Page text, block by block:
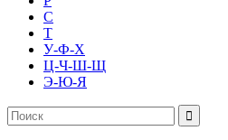
С
Т
У-Ф-Х
Ц-Ч-Ш-Щ
Э-Ю-Я